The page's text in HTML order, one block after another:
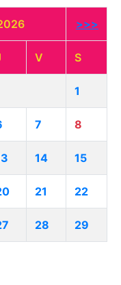
>>>
V S
1
7 8
14 15
21 22
28 29